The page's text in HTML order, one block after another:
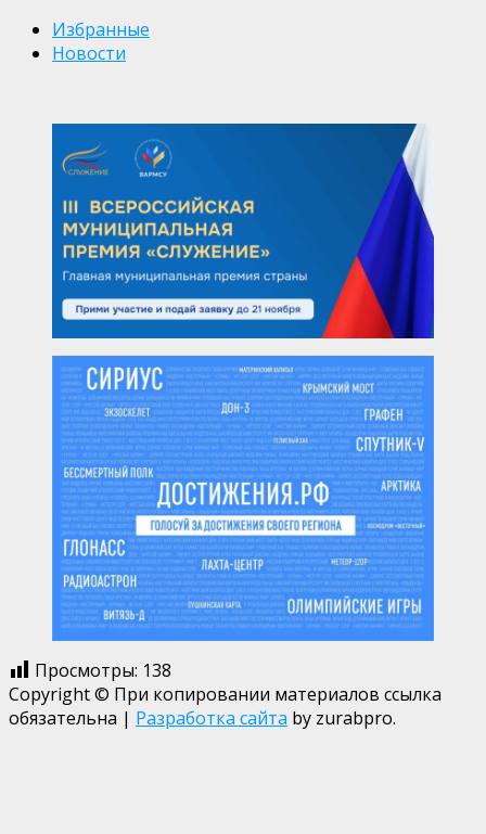
Избранные
Новости
Просмотры: 138
Copyright © При копировании материалов ссылка
обязательна | Разработка сайта by zurabpro.